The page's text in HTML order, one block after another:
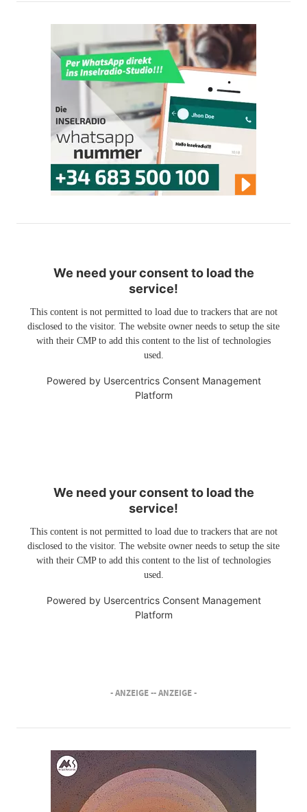
We need your consent to load the
service!
This content is not permitted to load due to trackers that are not
disclosed to the visitor. The website owner needs to setup the site
with their CMP to add this content to the list of technologies
used.
Powered by Usercentrics Consent Management
Platform
We need your consent to load the
service!
This content is not permitted to load due to trackers that are not
disclosed to the visitor. The website owner needs to setup the site
with their CMP to add this content to the list of technologies
used.
Powered by Usercentrics Consent Management
Platform
- ANZEIGE -- ANZEIGE -